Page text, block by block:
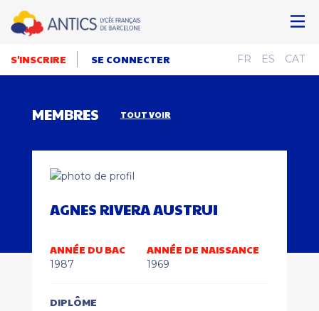
S'INSCRIRE SE CONNECTER FR ES CAT
MEMBRES TOUT VOIR
AGNES RIVERA AUSTRUI
ANNÉE DU BAC
1987
ANNÉE DE NAISSANCE
1969
DIPLÔME